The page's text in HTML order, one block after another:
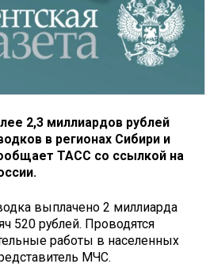
2,3 миллиардов рублей
в регионах Сибири и
ТАСС со ссылкой на
выплачено 2 миллиарда
520 рублей. Проводятся
работы в населенных
МЧС.